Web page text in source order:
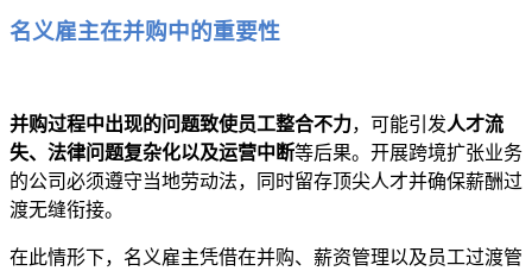
名义雇主在并购中的重要性
并购过程中出现的问题致使员工整合不力，可能引发人才流
失、法律问题复杂化以及运营中断等后果。开展跨境扩张业务
的公司必须遵守当地劳动法，同时留存顶尖人才并确保薪酬过
渡无缝衔接。
在此情形下，名义雇主凭借在并购、薪资管理以及员工过渡管